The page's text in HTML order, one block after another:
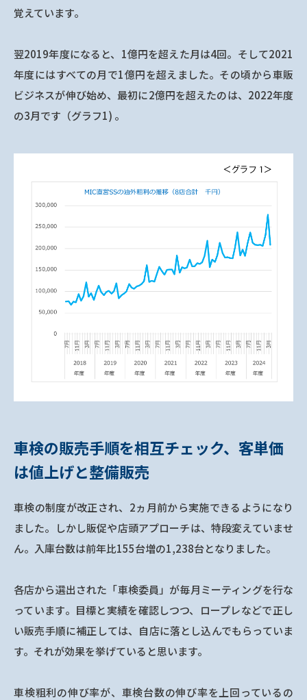
覚えています。
翌2019年度になると、1億円を超えた月は4回。そして2021
年度にはすべての月で1億円を超えました。その頃から車販
ビジネスが伸び始め、最初に2億円を超えたのは、2022年度
の3月です（グラフ1) 。
車検の販売手順を相互チェック、客単価
は値上げと整備販売
車検の制度が改正され、2ヵ月前から実施できるようになり
ました。しかし販促や店頭アプローチは、特段変えていませ
ん。入庫台数は前年比155台増の1,238台となりました。
各店から選出された「車検委員」が毎月ミーティングを行な
っています。目標と実績を確認しつつ、ロープレなどで正し
い販売手順に補正しては、自店に落とし込んでもらっていま
す。それが効果を挙げていると思います。
車検粗利の伸び率が、車検台数の伸び率を上回っているの